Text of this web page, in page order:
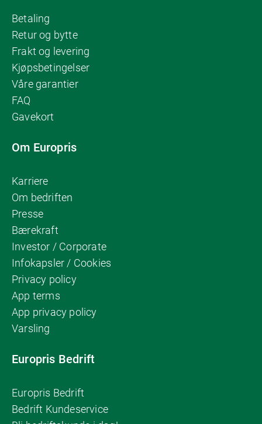
Betaling
Retur og bytte
Frakt og levering
Kjøpsbetingelser
Våre garantier
FAQ
Gavekort
Om Europris
Karriere
Om bedriften
Presse
Bærekraft
Investor / Corporate
Infokapsler / Cookies
Privacy policy
App terms
App privacy policy
Varsling
Europris Bedrift
Europris Bedrift
Bedrift Kundeservice